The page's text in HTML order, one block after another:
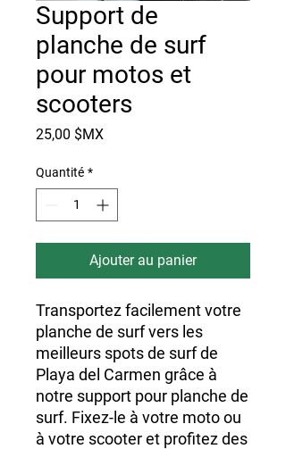
Support de
planche de surf
pour motos et
scooters
25,00 $MXPrix
Quantité *
Ajouter au panier
Transportez facilement votre
planche de surf vers les
meilleurs spots de surf de
Playa del Carmen grâce à
notre support pour planche de
surf. Fixez-le à votre moto ou
à votre scooter et profitez des